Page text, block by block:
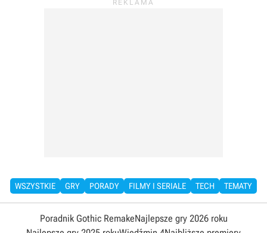
WSZYSTKIE GRY PORADY FILMY I SERIALE TECH TEMATY
Poradnik Gothic RemakeNajlepsze gry 2026 roku